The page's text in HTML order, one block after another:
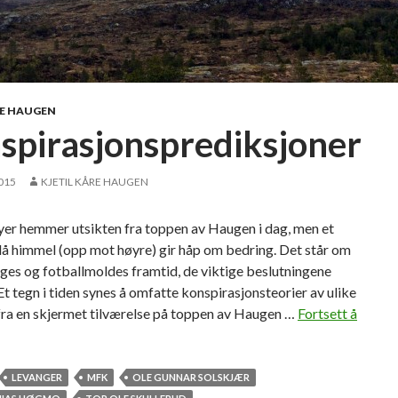
HAUGEN
KJETIL KÅRE HAUGEN
hemmer utsikten fra toppen av Haugen i dag, men et
himmel (opp mot høyre) gir håp om bedring. Det står om
og fotballmoldes framtid, de viktige beslutningene
tegn i tiden synes å omfatte konspirasjonsteorier av ulike
en skjermet tilværelse på toppen av Haugen … Fortsett å
LEVANGER MFK
OLE GUNNAR SOLSKJÆR